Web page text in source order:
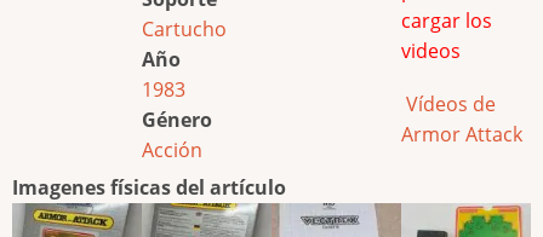
Cartucho
Año
1983
Género
Acción
cargar los
videos
Vídeos de
Armor Attack
Imagenes físicas del artículo